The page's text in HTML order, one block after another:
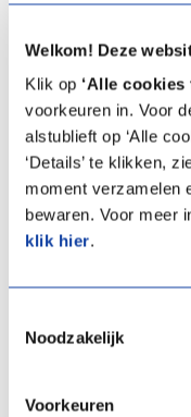
Welkom! Deze
Klik op ‘Alle cookies
voorkeuren in. Voor
alstublieft op ‘Alle
‘Details’ te klikken,
moment verzamelen
bewaren. Voor meer
klik hier.
Noodzakelijk
Voorkeuren
een intelligente
3. Denk